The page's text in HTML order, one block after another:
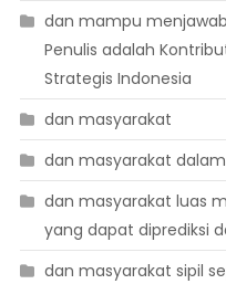
dan mampu
Penulis adalah
Strategis Indonesia
dan masyarakat
dan masyarakat
dan masyarakat luas
yang dapat diprediksi
dan masyarakat sipil